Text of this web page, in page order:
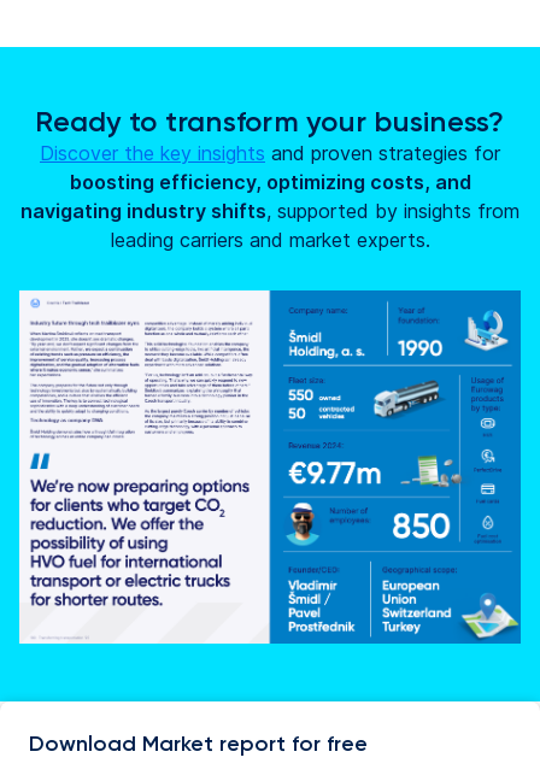
Ready to transform your business?
Discover the key insights and proven strategies for
boosting efficiency, optimizing costs, and
navigating industry shifts, supported by insights from
leading carriers and market experts.
Download Market report for free